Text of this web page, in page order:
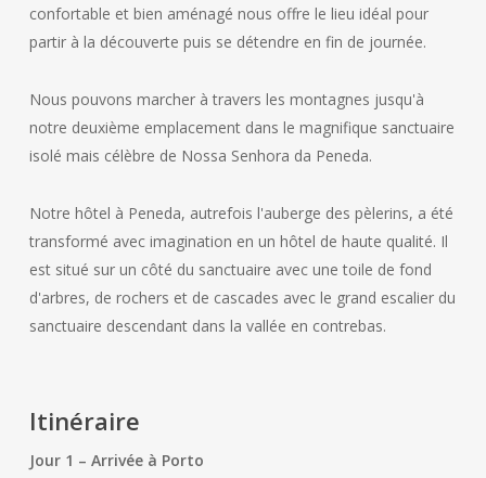
confortable et bien aménagé nous offre le lieu idéal pour
partir à la découverte puis se détendre en fin de journée.
Nous pouvons marcher à travers les montagnes jusqu'à
notre deuxième emplacement dans le magnifique sanctuaire
isolé mais célèbre de Nossa Senhora da Peneda.
Notre hôtel à Peneda, autrefois l'auberge des pèlerins, a été
transformé avec imagination en un hôtel de haute qualité. Il
est situé sur un côté du sanctuaire avec une toile de fond
d'arbres, de rochers et de cascades avec le grand escalier du
sanctuaire descendant dans la vallée en contrebas.
Itinéraire
Jour 1 – Arrivée à Porto